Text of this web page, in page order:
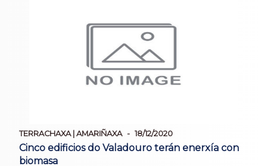
TERRACHAXA | AMARIÑAXA 18/12/2020
Cinco edificios do Valadouro terán enerxía con
biomasa